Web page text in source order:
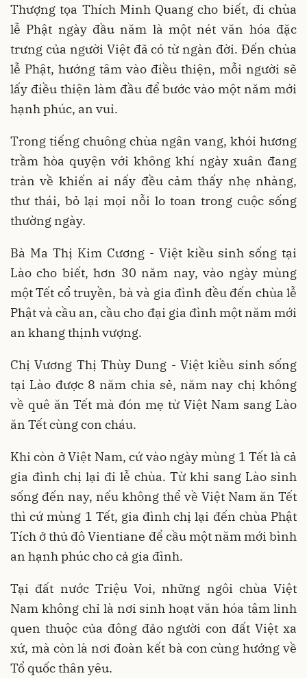
Thượng tọa Thích Minh Quang cho biết, đi chùa
lễ Phật ngày đầu năm là một nét văn hóa đặc
trưng của người Việt đã có từ ngàn đời. Đến chùa
lễ Phật, hướng tâm vào điều thiện, mỗi người sẽ
lấy điều thiện làm đầu để bước vào một năm mới
hạnh phúc, an vui.
Trong tiếng chuông chùa ngân vang, khói hương
trầm hòa quyện với không khí ngày xuân đang
tràn về khiến ai nấy đều cảm thấy nhẹ nhàng,
thư thái, bỏ lại mọi nỗi lo toan trong cuộc sống
thường ngày.
Bà Ma Thị Kim Cương - Việt kiều sinh sống tại
Lào cho biết, hơn 30 năm nay, vào ngày mùng
một Tết cổ truyền, bà và gia đình đều đến chùa lễ
Phật và cầu an, cầu cho đại gia đình một năm mới
an khang thịnh vượng.
Chị Vương Thị Thùy Dung - Việt kiều sinh sống
tại Lào được 8 năm chia sẻ, năm nay chị không
về quê ăn Tết mà đón mẹ từ Việt Nam sang Lào
ăn Tết cùng con cháu.
Khi còn ở Việt Nam, cứ vào ngày mùng 1 Tết là cả
gia đình chị lại đi lễ chùa. Từ khi sang Lào sinh
sống đến nay, nếu không thể về Việt Nam ăn Tết
thì cứ mùng 1 Tết, gia đình chị lại đến chùa Phật
Tích ở thủ đô Vientiane để cầu một năm mới bình
an hạnh phúc cho cả gia đình.
Tại đất nước Triệu Voi, những ngôi chùa Việt
Nam không chỉ là nơi sinh hoạt văn hóa tâm linh
quen thuộc của đông đảo người con đất Việt xa
xứ, mà còn là nơi đoàn kết bà con cùng hướng về
Tổ quốc thân yêu.